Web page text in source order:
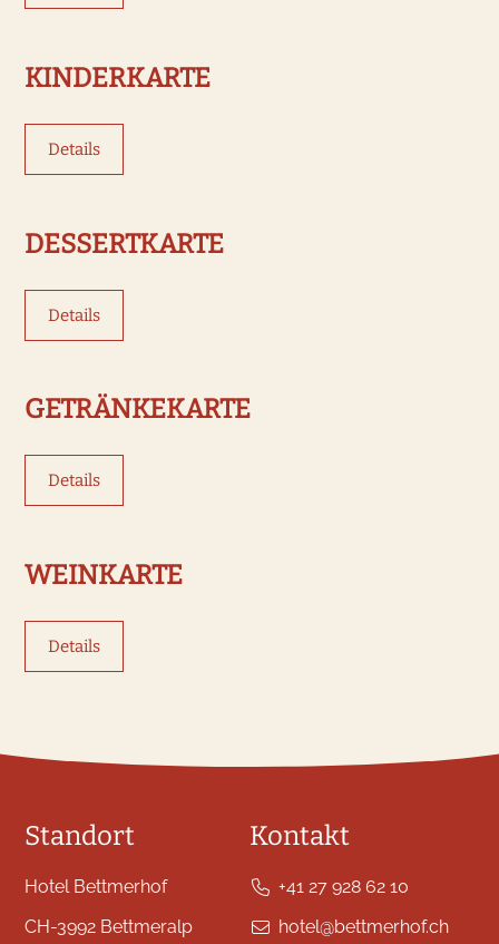
KINDERKARTE
Details
DESSERTKARTE
Details
GETRÄNKEKARTE
Details
WEINKARTE
Details
Wir haben Hotelzimmer für 1-4
Gäste
Standort
Hotel Bettmerhof
CH-3992 Bettmeralp
Kontakt
+41 27 928 62 10
hotel@bettmerhof.ch